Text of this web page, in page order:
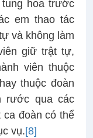
hoa trước
em thao tác
và không làm
giữ trật tự,
viên thuộc
thuộc đoàn
rước qua các
đoàn có thể
vụ.[8]